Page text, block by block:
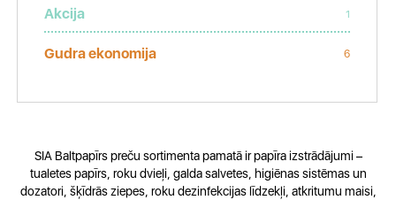
Akcija 1
Gudra ekonomija 6
SIA Baltpapīrs preču sortimenta pamatā ir papīra izstrādājumi –
tualetes papīrs, roku dvieļi, galda salvetes, higiēnas sistēmas un
dozatori, šķīdrās ziepes, roku dezinfekcijas līdzekļi, atkritumu maisi,